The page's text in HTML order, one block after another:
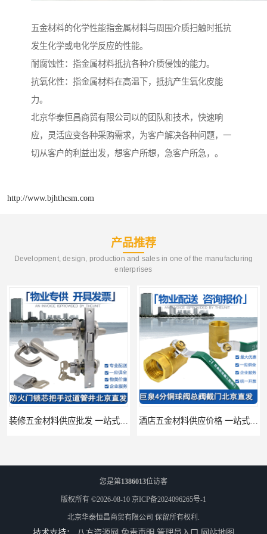
五金材料的化学性能指金属材料与周围介质扫触时抵抗
发生化学或电化学反应的性能。
耐腐蚀性：指金属材料抵抗各种介质侵蚀的能力。
抗氧化性：指金属材料在高温下，抵抗产生氧化皮能
力。
北京华泰恒昌商贸有限公司以的团队和技术，快速响
应，灵活应变各种采购需求，为客户解决各种问题，一
切从客户的利益出发，想客户所想，急客户所急，。
http://www.bjhthcsm.com
产品推荐
Development, design, production and sales in one of the manufacturing
enterprises
您是第1386013位访客
版权所有 ©2026-08-10 京ICP备2024096265号-1
北京华泰恒昌商贸有限公司 保留所有权利.